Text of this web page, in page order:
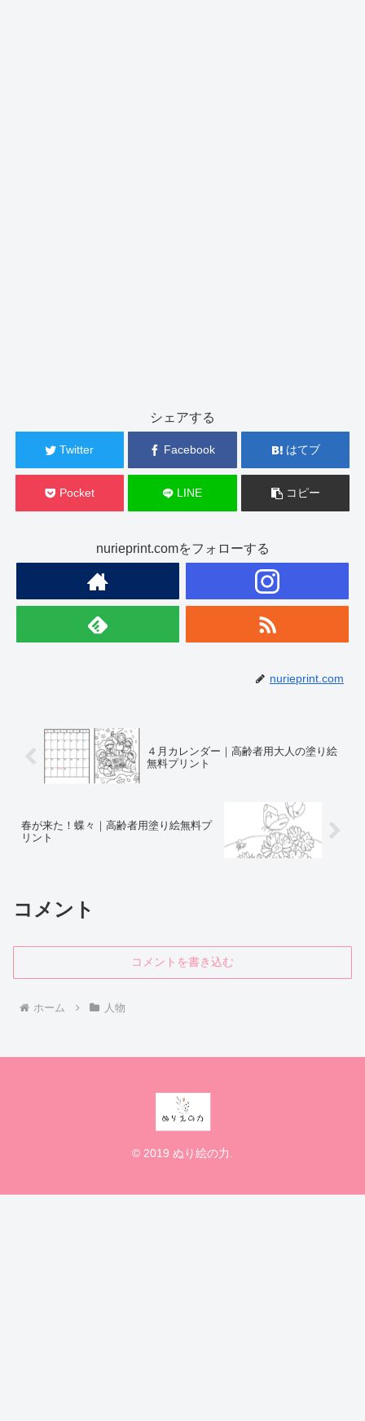
シェアする
Twitter Facebook はてブ
Pocket LINE コピー
nurieprint.comをフォローする
nurieprint.com
４月カレンダー｜高齢者用大人の塗り絵
無料プリント
春が来た！蝶々｜高齢者用塗り絵無料プ
リント
コメント
コメントを書き込む
ホーム 人物
© 2019 ぬり絵の力.